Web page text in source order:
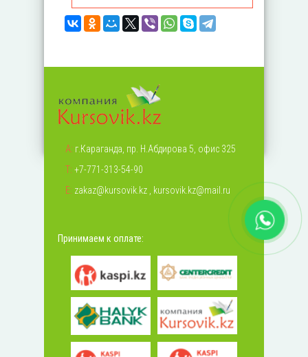
А: г.Караганда, пр. Н.Абдирова 5, офис 325
Т: +7-771-313-54-90
Е: zakaz@kursovik.kz kursovik.kz@mail.ru
Принимаем к оплате: